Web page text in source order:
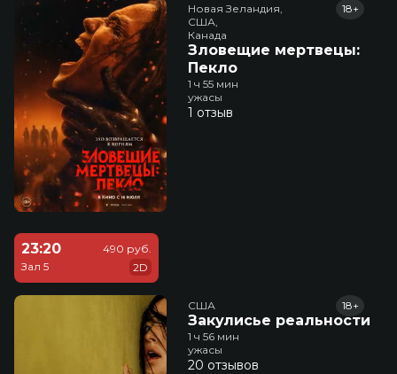
Новая Зеландия,
США,
Канада
Зловещие мертвецы:
Пекло
18+
1 ч 55 мин
ужасы
1 отзыв
23:20
Зал 5
490 руб.
2D
США
Закулисье реальности
18+
1 ч 56 мин
ужасы
20 отзывов